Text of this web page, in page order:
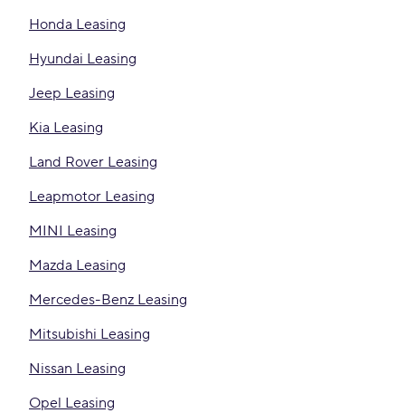
Honda Leasing
Hyundai Leasing
Jeep Leasing
Kia Leasing
Land Rover Leasing
Leapmotor Leasing
MINI Leasing
Mazda Leasing
Mercedes-Benz Leasing
Mitsubishi Leasing
Nissan Leasing
Opel Leasing